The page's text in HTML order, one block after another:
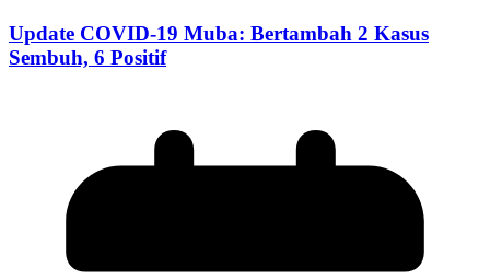
Update COVID-19 Muba: Bertambah 2 Kasus
Sembuh, 6 Positif